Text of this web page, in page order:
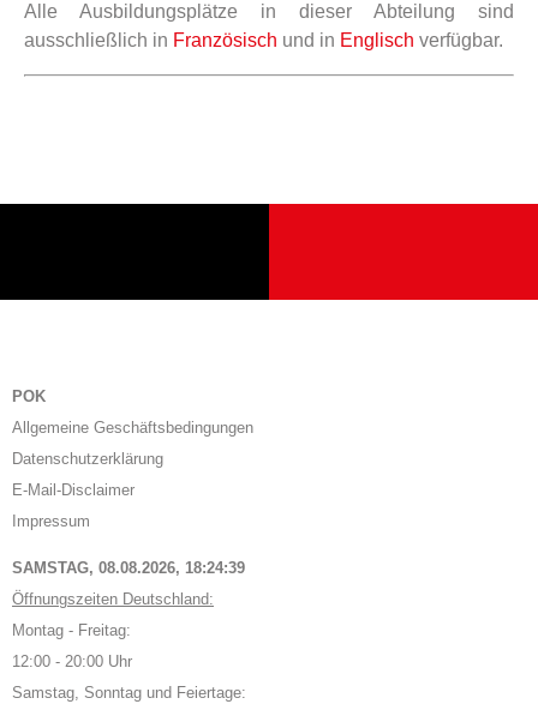
Alle Ausbildungsplätze in dieser Abteilung sind
ausschließlich in Französisch und in Englisch verfügbar.
POK
Allgemeine Geschäftsbedingungen
Datenschutzerklärung
E-Mail-Disclaimer
Impressum
SAMSTAG, 08.08.2026, 18:24:39
Öffnungszeiten Deutschland:
Montag - Freitag:
12:00 - 20:00 Uhr
Samstag, Sonntag und Feiertage: